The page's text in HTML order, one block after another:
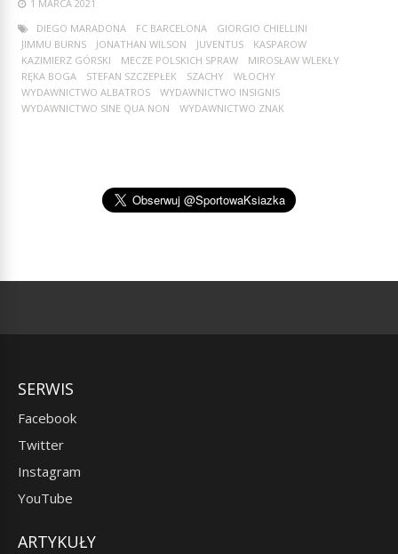
1 MARCA 2021
DIEGO MARADONA
FC BARCELONA
GIORGIO CHIELLINI
JIMMU BURNS
JONATHAN WILSON JUVENTUS
KASPAROW
KAZIMIERZ GÓRSKI
MECZE POLSKICH SPRAW
MIROSŁAW WLEKŁY
RĘKA BOGA
STEFAN SZCZEPŁEK SZACHY
WŁOCHY
WYDAWNICTWO ALBATROS
WYDAWNICTWO INSIGNIS
WYDAWNICTWO SINE QUA NON
WYDAWNICTWO ZNAK
SERWIS
Facebook
Twitter
Instagram
YouTube
ARTYKUŁY